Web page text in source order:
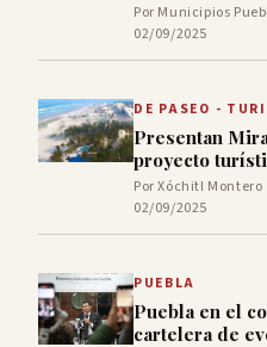
Por Municipios
02/09/2025
DE PASEO -
Presentan
proyecto
Por Xóchitl Montero
02/09/2025
PUEBLA
Puebla en el
cartelera de